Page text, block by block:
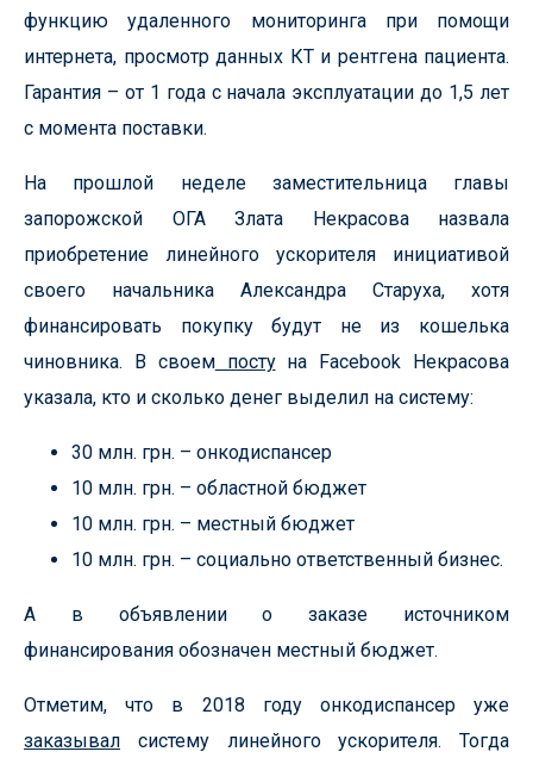
функцию удаленного мониторинга при помощи
интернета, просмотр данных КТ и рентгена пациента.
Гарантия – от 1 года с начала эксплуатации до 1,5 лет
с момента поставки.
На прошлой неделе заместительница главы
запорожской ОГА Злата Некрасова назвала
приобретение линейного ускорителя инициативой
своего начальника Александра Старуха, хотя
финансировать покупку будут не из кошелька
чиновника. В своемпостуна Facebook Некрасова
указала, кто и сколько денег выделил на систему:
30 млн. грн. – онкодиспансер
10 млн. грн. – областной бюджет
10 млн. грн. – местный бюджет
10 млн. грн. – социально ответственный бизнес.
А в объявлении о заказе источником
финансирования обозначен местный бюджет.
Отметим, что в 2018 году онкодиспансер уже
заказывал систему линейного ускорителя. Тогда